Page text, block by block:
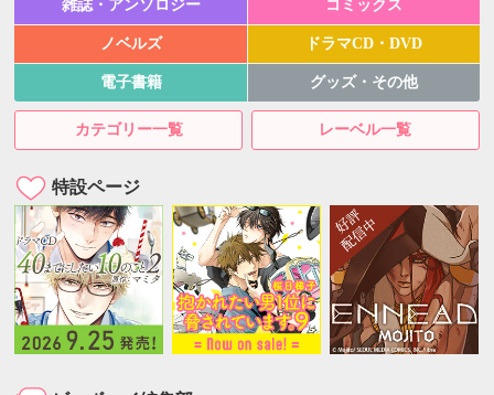
雑誌・アンソロジー コミックス
ノベルズ ドラマCD・DVD
電子書籍 グッズ・その他
カテゴリー一覧 レーベル一覧
特設ページ